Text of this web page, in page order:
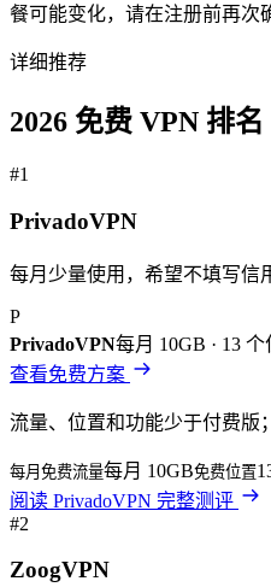
餐可能变化，请在注册前再次
详细推荐
2026 免费 VPN 排名
#1
PrivadoVPN
每月少量使用，希望不填写信
P
PrivadoVPN每月 10GB · 13 个
查看免费方案
流量、位置和功能少于付费版
每月免费流量每月 10GB免费位置
阅读 PrivadoVPN 完整测评
#2
ZoogVPN